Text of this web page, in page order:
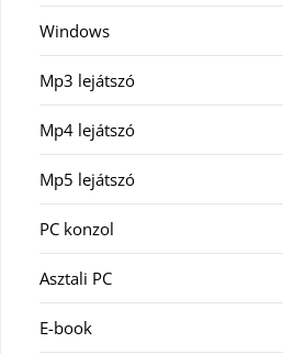
Windows
Mp3 lejátszó
Mp4 lejátszó
Mp5 lejátszó
PC konzol
Asztali PC
E-book